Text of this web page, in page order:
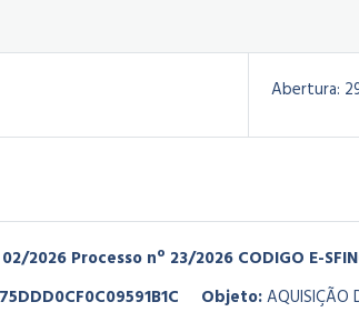
Abertura:
2026 Processo nº 23/2026 CODIGO E-
Objeto:AQUISIÇÃO